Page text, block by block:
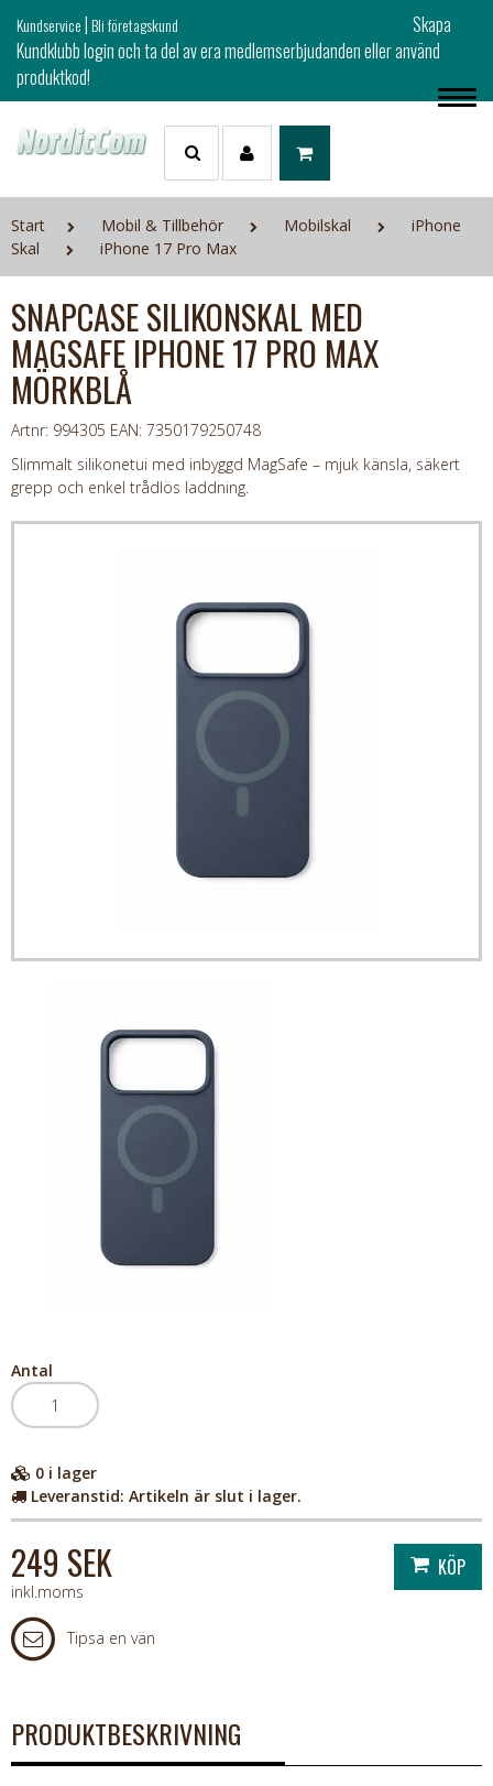
Kundservice|Bli företagskund
Skapa
Kundklubb login och ta del av era medlemserbjudanden eller använd
produktkod!
Start Mobil & Tillbehör Mobilskal
iPhone
Skal
iPhone 17 Pro Max
SNAPCASE SILIKONSKAL MED
MAGSAFE IPHONE 17 PRO MAX
MÖRKBLÅ
Artnr: 994305 EAN: 7350179250748
Slimmalt silikonetui med inbyggd MagSafe – mjuk känsla, säkert
grepp och enkel trådlös laddning.
Antal
0 i lager
Leveranstid: Artikeln är slut i lager.
249 SEK
inkl.moms
Tipsa en vän
PRODUKTBESKRIVNING